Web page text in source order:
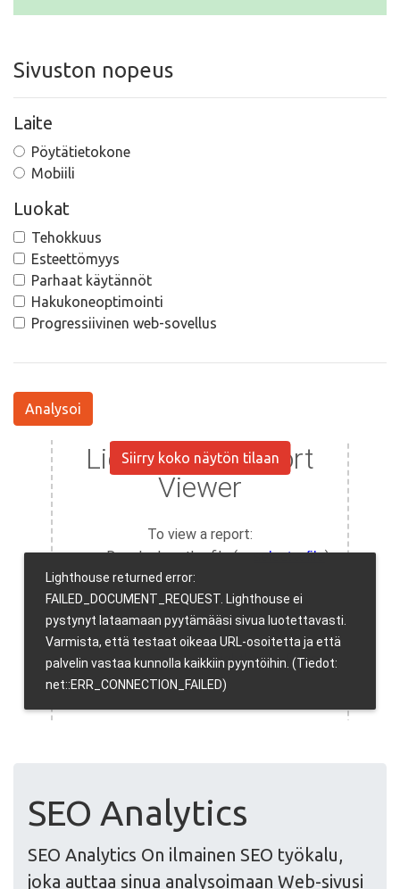
Sivuston nopeus
Laite
Pöytätietokone
Mobiili
Luokat
Tehokkuus
Esteettömyys
Parhaat käytännöt
Hakukoneoptimointi
Progressiivinen web-sovellus
Analysoi
Siirry koko näytön tilaan
SEO Analytics
SEO Analytics On ilmainen SEO työkalu,
joka auttaa sinua analysoimaan Web-sivusi